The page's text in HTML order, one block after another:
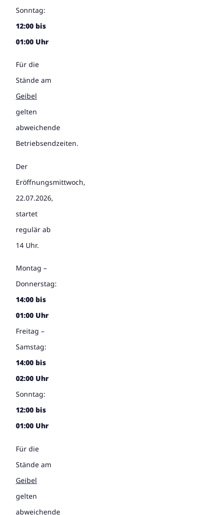
Sonntag:
12:00 bis
01:00 Uhr
Für die
Stände am
Geibel
gelten
abweichende
Betriebsendzeiten.
Der
Eröffnungsmittwoch,
22.07.2026,
startet
regulär ab
14 Uhr.
Montag –
Donnerstag:
14:00 bis
01:00 Uhr
Freitag –
Samstag:
14:00 bis
02:00 Uhr
Sonntag:
12:00 bis
01:00 Uhr
Für die
Stände am
Geibel
gelten
abweichende